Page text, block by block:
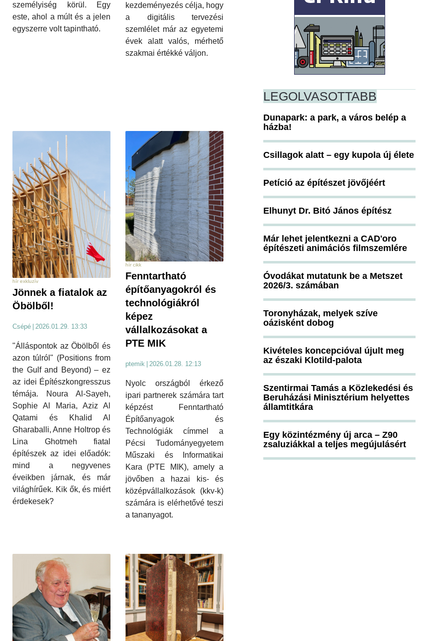
személyiség körül. Egy
este, ahol a múlt és a jelen
egyszerre volt tapintható.
kezdeményezés célja, hogy
a digitális tervezési
szemlélet már az egyetemi
évek alatt valós, mérhető
szakmai értékké váljon.
hír exkluzív
Jönnek a fiatalok az
Öbölből!
Csépé 2026.01.29. 13:33
"Álláspontok az Öbölből és
azon túlról" (Positions from
the Gulf and Beyond) – ez
az idei Építészkongresszus
témája. Noura Al-Sayeh,
Sophie Al Maria, Aziz Al
Qatami és Khalid Al
Gharaballi, Anne Holtrop és
Lina Ghotmeh fiatal
építészek az idei előadók:
mind a negyvenes
éveikben járnak, és már
világhírűek. Kik ők, és miért
érdekesek?
hír cikk
Fenntartható
építőanyagokról és
technológiákról
képez
vállalkozásokat a
PTE MIK
ptemik 2026.01.28. 12:13
Nyolc országból érkező
ipari partnerek számára tart
képzést Fenntartható
Építőanyagok és
Technológiák címmel a
Pécsi Tudományegyetem
Műszaki és Informatikai
Kara (PTE MIK), amely a
jövőben a hazai kis- és
középvállalkozások (kkv-k)
számára is elérhetővé teszi
a tananyagot.
LEGOLVASOTTABB
Dunapark: a park, a város belép a
házba!
Csillagok alatt – egy kupola új élete
Petíció az építészet jövőjéért
Elhunyt Dr. Bitó János építész
Már lehet jelentkezni a CAD'oro
építészeti animációs filmszemlére
Óvodákat mutatunk be a Metszet
2026/3. számában
Toronyházak, melyek szíve
oázisként dobog
Kivételes koncepcióval újult meg
az északi Klotild-palota
Szentirmai Tamás a Közlekedési és
Beruházási Minisztérium helyettes
államtitkára
Egy közintézmény új arca – Z90
zsaluziákkal a teljes megújulásért